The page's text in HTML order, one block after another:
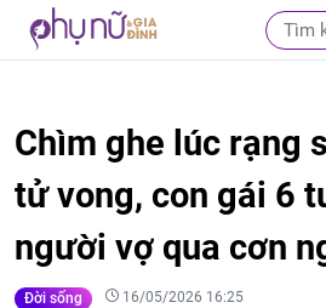
Chìm ghe lúc rạng
tử vong, con gái 6
người vợ qua cơn
Đời sống 16/05/2026 16:25